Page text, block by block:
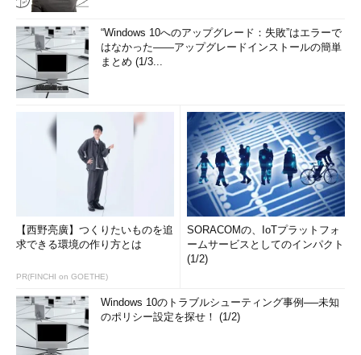
“Windows 10へのアップグレード：失敗”はエラーで
はなかった――アップグレードインストールの簡単
まとめ (1/3...
【西野亮廣】つくりたいものを追
求できる環境の作り方とは
PR(FINCHI on GOETHE)
SORACOMの、IoTプラットフォ
ームサービスとしてのインパクト
(1/2)
Windows 10のトラブルシューティング事例──未知
のポリシー設定を探せ！ (1/2)